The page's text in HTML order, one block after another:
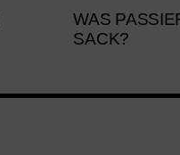
WAS
SACK?